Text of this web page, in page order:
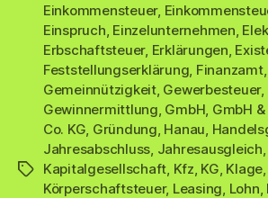
Schlagwörter
Einkommensteuer,
Einspruch Einzelunternehmen
Erbschaftsteuer, Erklärungen
Feststellungserklärung Finanzamt,
Gemeinnützigkeit, Gewerbesteuer,
Gewinnermittlung GmbH GmbH
Co. KG Gründung Hanau
Jahresabschluss Jahresausgleich
Kapitalgesellschaft Kfz KG Klage
Körperschaftsteuer, Leasing Lohn